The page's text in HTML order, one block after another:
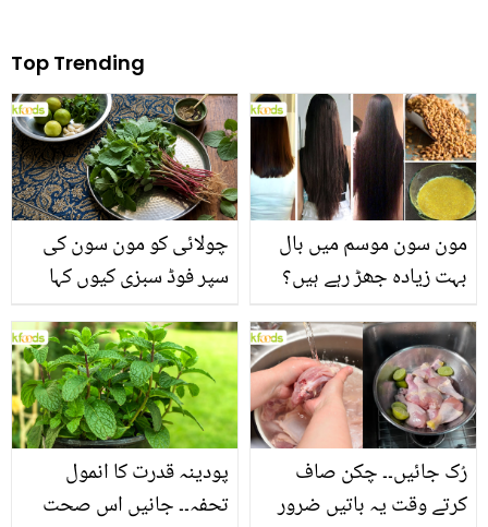
Top Trending
چولائی کو مون سون کی
سپر فوڈ سبزی کیوں کہا
منرلز اور اینٹی آکسیڈنٹس
سے بھرپور اس سبزی کے
فائدے
مون سون موسم میں بال
بہت زیادہ جھڑ رہے ہیں؟
بنانے کے چند قدرتی طریقے
پودینہ قدرت کا انمول
تحفہ۔۔ جانیں اس صحت
رُک جائیں۔۔ چکن صاف
کرتے وقت یہ باتیں ضرور